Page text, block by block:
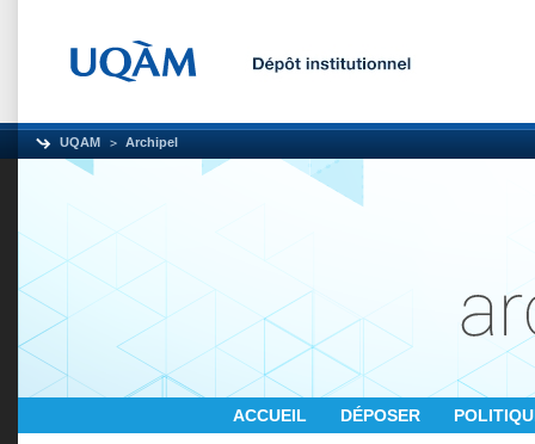
UQAM Archipel
ACCUEIL DÉPOSER